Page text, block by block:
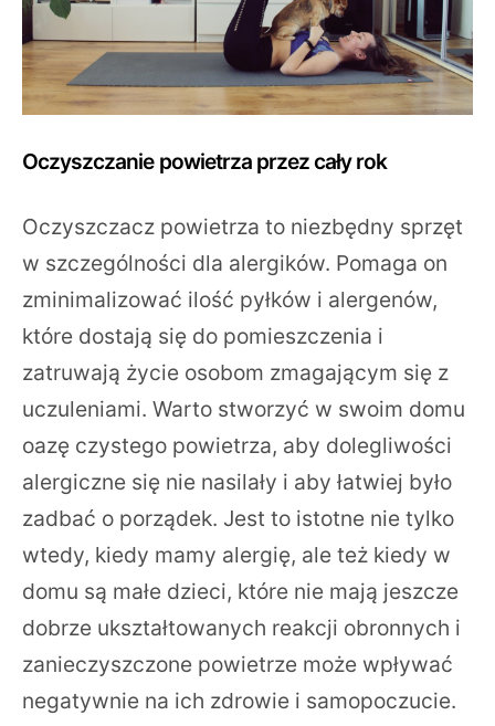
Oczyszczanie powietrza przez cały rok
Oczyszczacz powietrza to niezbędny sprzęt
w szczególności dla alergików. Pomaga on
zminimalizować ilość pyłków i alergenów,
które dostają się do pomieszczenia i
zatruwają życie osobom zmagającym się z
uczuleniami. Warto stworzyć w swoim domu
oazę czystego powietrza, aby dolegliwości
alergiczne się nie nasilały i aby łatwiej było
zadbać o porządek. Jest to istotne nie tylko
wtedy, kiedy mamy alergię, ale też kiedy w
domu są małe dzieci, które nie mają jeszcze
dobrze ukształtowanych reakcji obronnych i
zanieczyszczone powietrze może wpływać
negatywnie na ich zdrowie i samopoczucie.